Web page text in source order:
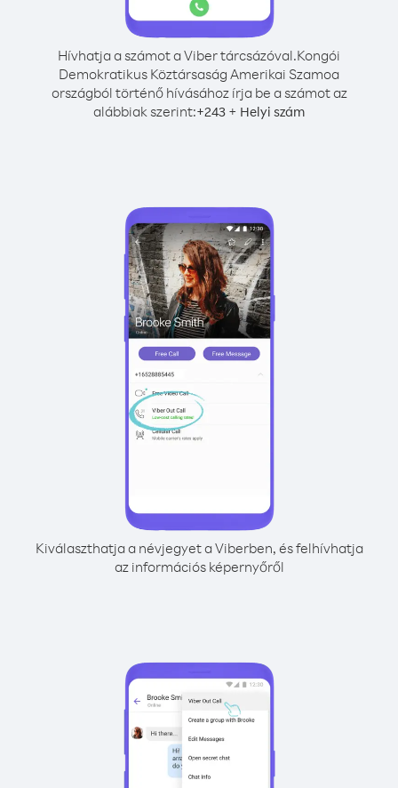
Hívhatja a számot a Viber tárcsázóval.Kongói
Demokratikus Köztársaság Amerikai Szamoa
országból történő hívásához írja be a számot az
alábbiak szerint:+243 + Helyi szám
Kiválaszthatja a névjegyet a Viberben, és felhívhatja
az információs képernyőről